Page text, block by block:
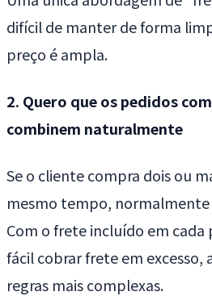
difícil de manter de forma
preço é ampla.
2. Quero que os pedidos
combinem naturalmente
Se o cliente compra dois ou
mesmo tempo,
Com o frete incluído em
fácil cobrar frete em excesso,
regras mais complexas.